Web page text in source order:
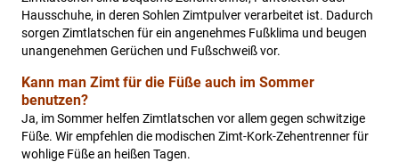
Hausschuhe, in deren Sohlen Zimtpulver verarbeitet ist. Dadurch
sorgen Zimtlatschen für ein angenehmes Fußklima und beugen
unangenehmen Gerüchen und Fußschweiß vor.
Kann man Zimt für die Füße auch im Sommer
benutzen?
Ja, im Sommer helfen Zimtlatschen vor allem gegen schwitzige
Füße. Wir empfehlen die modischen Zimt-Kork-Zehentrenner für
wohlige Füße an heißen Tagen.